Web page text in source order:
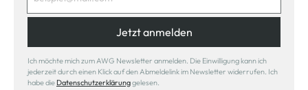
Jetzt anmelden
Ich möchte mich zum AWG Newsletter anmelden. Die Einwilligung kann ich
jederzeit durch einen Klick auf den Abmeldelink im Newsletter widerrufen. Ich
habe die Datenschutzerklärunggelesen.